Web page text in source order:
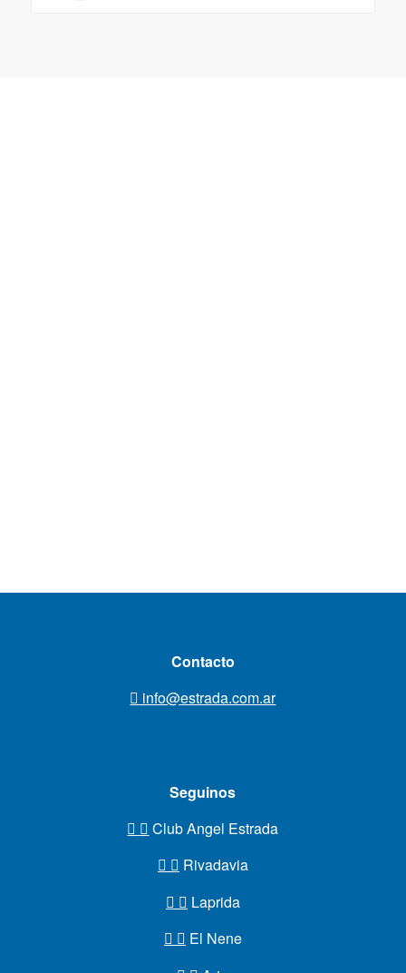
Contacto
info@estrada.com.ar
Seguinos
Club Angel Estrada
Rivadavia
Laprida
El Nene